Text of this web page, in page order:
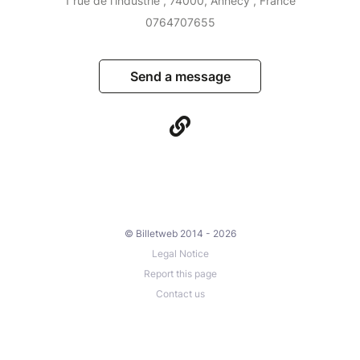
0764707655
Send a message
© Billetweb 2014 - 2026
Legal Notice
Report this page
Contact us